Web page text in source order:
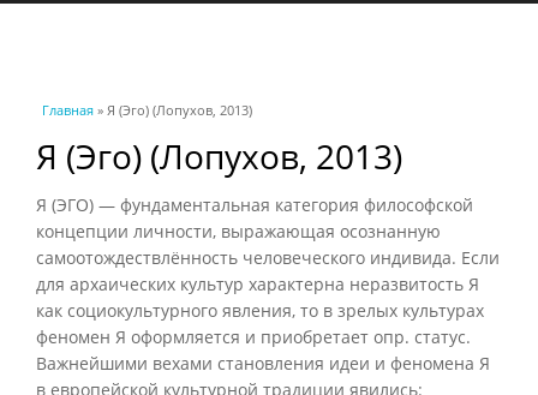
Вы здесь
Главная » Я (Эго) (Лопухов, 2013)
Я (Эго) (Лопухов, 2013)
Я (ЭГО) — фундаментальная категория философской
концепции личности, выражающая осознанную
самоотождествлённость человеческого индивида. Если
для архаических культур характерна неразвитость Я
как социокультурного явления, то в зрелых культурах
феномен Я оформляется и приобретает опр. статус.
Важнейшими вехами становления идеи и феномена Я
в европейской культурной традиции явились: